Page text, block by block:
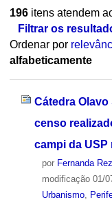
196itens atendem
Filtrar os
Ordenar por
alfabeticamente
Cátedra
censo
campi da USP
por Fernanda
modificação01/
Urbanismo,